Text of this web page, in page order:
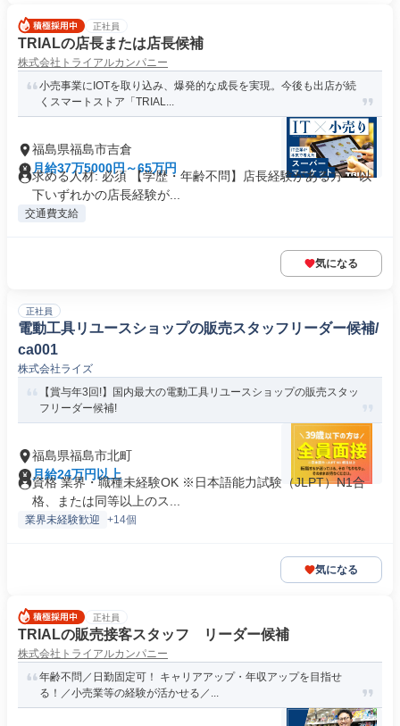
正社員
TRIALの店長または店長候補
株式会社トライアルカンパニー
小売事業にIOTを取り込み、爆発的な成長を実現。今後も出店が続
くスマートストア「TRIAL...
福島県福島市吉倉
月給37万5000円～65万円
求める人材: 必須 【学歴・年齢不問】店長経験がある方 ～以
下いずれかの店長経験が...
交通費支給
気になる
正社員
電動工具リユースショップの販売スタッフリーダー候補/
ca001
株式会社ライズ
【賞与年3回!】国内最大の電動工具リユースショップの販売スタッ
フリーダー候補!
福島県福島市北町
月給24万円以上
資格 業界・職種未経験OK ※日本語能力試験（JLPT）N1合
格、または同等以上のス...
業界未経験歓迎 +14個
気になる
正社員
TRIALの販売接客スタッフ リーダー候補
株式会社トライアルカンパニー
年齢不問／日勤固定可！ キャリアアップ・年収アップを目指せ
る！／小売業等の経験が活かせる／...